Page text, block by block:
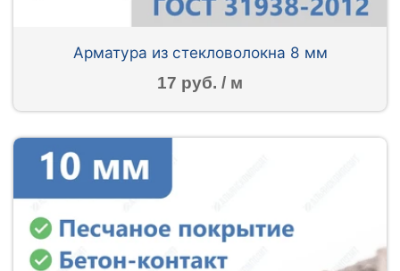
Арматура из стекловолокна 8 мм
17 руб. / м